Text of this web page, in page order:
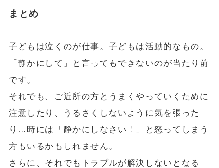
まとめ
子どもは泣くのが仕事。子どもは活動的なもの。
「静かにして」と言ってもできないのが当たり前
です。
それでも、ご近所の方とうまくやっていくために
注意したり、うるさくしないように気を張った
り…時には「静かにしなさい！」と怒ってしまう
方もいるかもしれません。
さらに、それでもトラブルが解決しないとなる